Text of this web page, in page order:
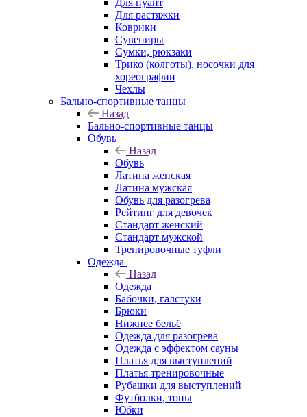
Для пуант
Для растяжки
Коврики
Сувениры
Сумки, рюкзаки
Трико (колготы), носочки для
хореографии
Чехлы
Бально-спортивные танцы
Назад
Бально-спортивные танцы
Обувь
Назад
Обувь
Латина женская
Латина мужская
Обувь для разогрева
Рейтинг для девочек
Стандарт женский
Стандарт мужской
Тренировочные туфли
Одежда
Назад
Одежда
Бабочки, галстуки
Брюки
Нижнее бельё
Одежда для разогрева
Одежда с эффектом сауны
Платья для выступлений
Платья тренировочные
Рубашки для выступлений
Футболки, топы
Юбки